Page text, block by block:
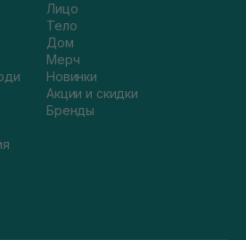
Лицо
Тело
Дом
Мерч
Новинки
Акции и скидки
Бренды